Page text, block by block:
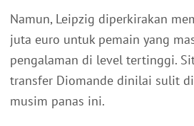
Namun, Leipzig diperkirakan
juta euro untuk pemain yang
pengalaman di level tertinggi.
transfer Diomande dinilai sulit
musim panas ini.